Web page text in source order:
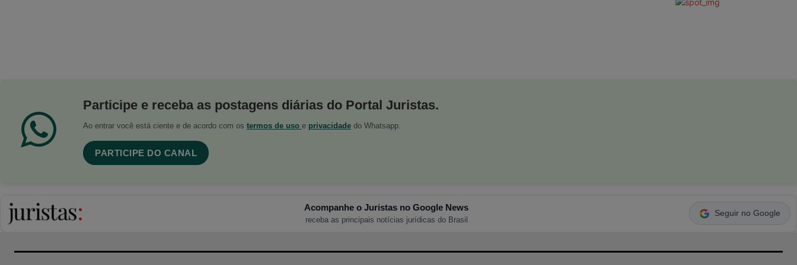
Participe e receba as postagens diárias do Portal Juristas.
Ao entrar você está ciente e de acordo com os termos de uso e privacidade do Whatsapp.
PARTICIPE DO CANAL
Acompanhe o Juristas no Google News
receba as principais notícias jurídicas do Brasil
Seguir no Google